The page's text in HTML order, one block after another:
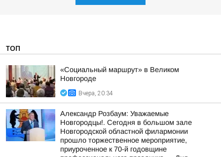
ТОП
«Социальный маршрут» в Великом
Новгороде
Вчера, 20:34
Александр Розбаум: Уважаемые
Новгородцы!. Сегодня в большом зале
Новгородской областной филармонии
прошло торжественное мероприятие,
приуроченное к 70-й годовщине